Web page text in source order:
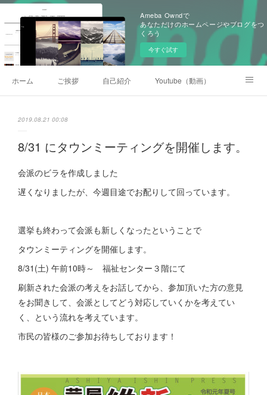
Ameba Owndで
あなただけのホームページやブログをつ
くろう
今すぐ試す
ホーム ご挨拶 自己紹介 Youtube（動画）
2019.08.21 00:08
8/31 にタウンミーティングを開催します。
会派のビラを作成しました
遅くなりましたが、今週目途でお配りして回っています。
選挙も終わって会派も新しくなったということで
タウンミーティングを開催します。
8/31(土) 午前10時～ 福祉センター３階にて
刷新された会派の考えをお話してから、参加頂いた方の意見
をお聞きして、会派としてどう対応していくかを考えてい
く、という流れを考えています。
市民の皆様のご参加お待ちしております！